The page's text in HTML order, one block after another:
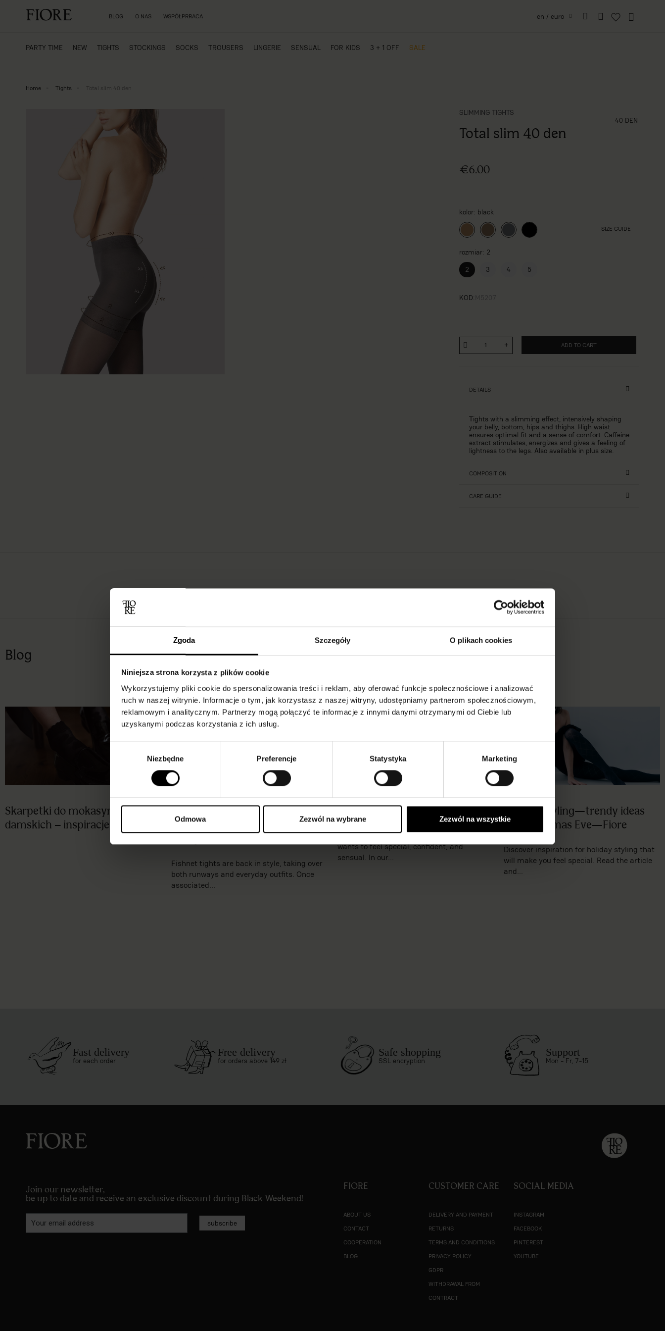
Zgoda Szczegóły O plikach cookies
Niniejsza strona korzysta z plików cookie
Wykorzystujemy pliki cookie do spersonalizowania treści i reklam, aby oferować funkcje społecznościowe i analizować
ruch w naszej witrynie. Informacje o tym, jak korzystasz z naszej witryny, udostępniamy partnerom społecznościowym,
reklamowym i analitycznym. Partnerzy mogą połączyć te informacje z innymi danymi otrzymanymi od Ciebie lub
uzyskanymi podczas korzystania z ich usług.
Niezbędne Preferencje Statystyka Marketing
Odmowa Zezwól na wybrane Zezwól na wszystkie
BLOG O NAS WSPÓŁPRRACA en / euro
PARTY TIME NEW TIGHTS STOCKINGS SOCKS TROUSERS LINGERIE SENSUAL FOR KIDS 3 + 1 OFF SALE
Home Tights Total slim 40 den
Total slim 40 den
€6.00
SIZE GUIDE
kolor black
rozmiar 2
2
3 4 5
KOD
SLIMMING TIGHTS
40 DEN
ADD TO CART
DETAILS
Tights with a slimming effect, intensively shaping
your belly, bottom, hips and thighs. High waist
ensures optimal fit and a sense of comfort. Caffeine
extract stimulates, energizes and gives a feeling of
lightness to the legs. Also available in plus size.
COMPOSITION
CARE GUIDE
Blog
Skarpetki do mokasynów
damskich – inspiracje i trendy
Fishnet tights are back in style, taking over
both runways and everyday outfits. Once
associated...
Valentine’s Day is a time when every woman
wants to feel special, confident, and
sensual. In our...
Holiday styling—trendy ideas
for Christmas Eve—Fiore
Discover inspiration for holiday styling that
will make you feel special. Read the article
and...
Fast delivery
for each order
Free delivery
for orders above 149 zł
Safe shopping
SSL encryption
Support
Mon - Fr, 7-15
Join our newsletter,
be up to date and receive an exclusive discount during Black Weekend!
subscribe
FIORE
ABOUT US
CONTACT
COOPERATION
BLOG
CUSTOMER CARE
DELIVERY AND PAYMENT
RETURNS
TERMS AND CONDITIONS
PRIVACY POLICY
GDPR
WITHDRAWAL FROM
CONTRACT
SOCIAL MEDIA
INSTAGRAM
FACEBOOK
PINTEREST
YOUTUBE